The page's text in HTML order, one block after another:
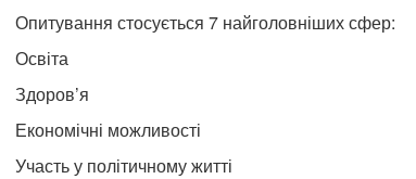
Опитування стосується 7 найголовніших сфер:
Освіта
Здоров’я
Економічні можливості
Участь у політичному житті